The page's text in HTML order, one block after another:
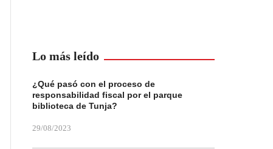
Lo más leído
¿Qué pasó con el proceso de
responsabilidad fiscal por el parque
biblioteca de Tunja?
29/08/2023